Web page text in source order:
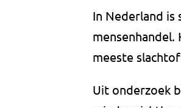
In Nederland is
meeste
Uit onderzoek